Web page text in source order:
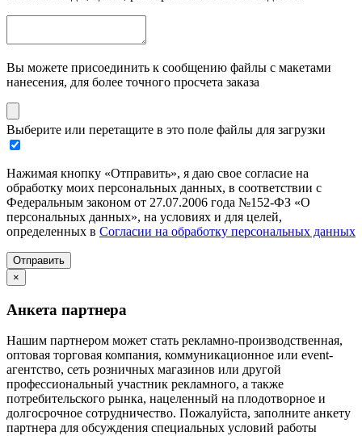
Вы можете присоединить к сообщению файлы с макетами
нанесения, для более точного просчета заказа
Выберите или перетащите в это поле файлы для загрузки
Нажимая кнопку «Отправить», я даю свое согласие на
обработку моих персональных данных, в соответствии с
Федеральным законом от 27.07.2006 года №152-ФЗ «О
персональных данных», на условиях и для целей,
определенных в Согласии на обработку персональных данных
Отправить
×
Анкета партнера
Нашим партнером может стать рекламно-производственная,
оптовая торговая компания, коммуникационное или event-
агентство, сеть розничных магазинов или другой
профессиональный участник рекламного, а также
потребительского рынка, нацеленный на плодотворное и
долгосрочное сотрудничество. Пожалуйста, заполните анкету
партнера для обсуждения специальных условий работы